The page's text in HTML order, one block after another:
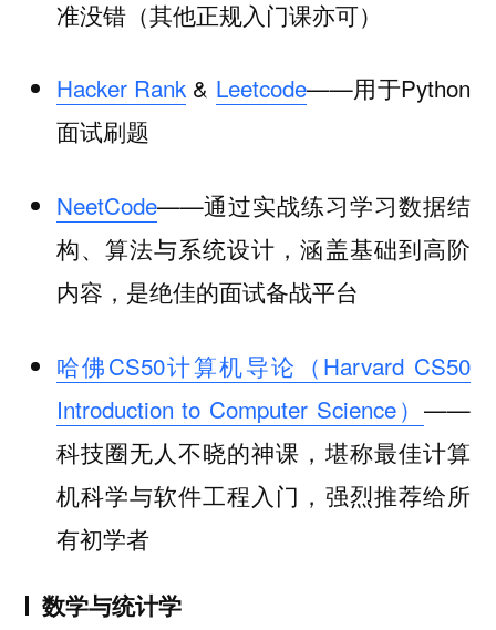
准没错（其他正规入门课亦可）
Hacker Rank& Leetcode——用于Python
面试刷题
NeetCode——通过实战练习学习数据结
构、算法与系统设计，涵盖基础到高阶
内容，是绝佳的面试备战平台
哈佛CS50计算机导论（Harvard CS50
Introduction to Computer Science）——
科技圈无人不晓的神课，堪称最佳计算
机科学与软件工程入门，强烈推荐给所
有初学者
数学与统计学